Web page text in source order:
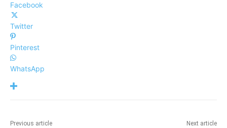
Facebook
Twitter
Pinterest
WhatsApp
Previous article Next article